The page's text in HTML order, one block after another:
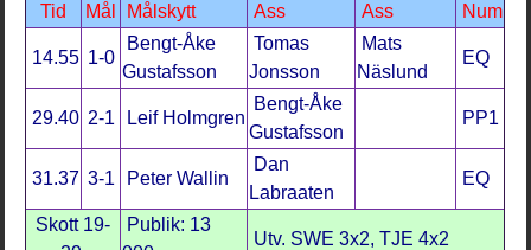
Tid
Mål Målskytt Ass Ass Num
14.55 1-0
Bengt-Åke
Gustafsson
Tomas
Jonsson
Mats
Näslund
EQ
29.40 2-1 Leif Holmgren
Bengt-Åke
Gustafsson
PP1
31.37 3-1 Peter Wallin
Dan
Labraaten
EQ
Skott 19-
Publik: 13
Utv. SWE 3x2, TJE 4x2